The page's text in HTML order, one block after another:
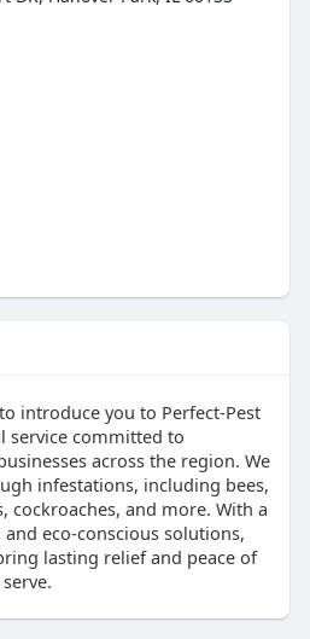
introduce you to Perfect-Pest
committed to
across the region. We
infestations, including bees,
cockroaches, and more. With a
eco-conscious solutions,
lasting relief and peace of